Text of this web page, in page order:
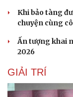
Khi bảo tàng
chuyện cùng
Ấn tượng khai
2026
GIẢI TRÍ